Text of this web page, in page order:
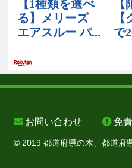
お問い合わせ 免
© 2019 都道府県の木、都道府